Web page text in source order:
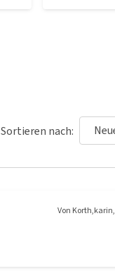
Sortieren nach:
Von Korth,karin,